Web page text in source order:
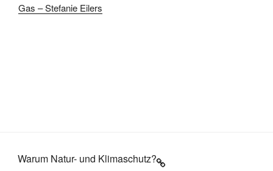
Gas – Stefanie Eilers
Warum Natur- und Klimaschutz?